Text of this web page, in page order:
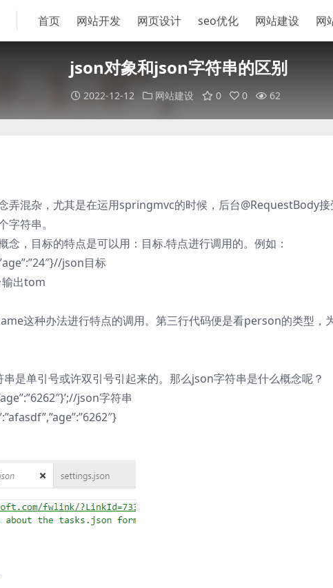
首页 网站开发 网页设计 seo优化 网站建设 网
json对象和json字符串的区别
2022-12-12 网站建设 0 0 62
弄混杂，尤其是在运用springmvc的时候，后台@RequestBody接
符串。
，目标的特点是可以用：目标.特点进行调用的。例如：
json目标
出tom
这种办法进行特点的调用。第三行代码便是看person的类型，
是单引号或许双引号引起来的。那么json字符串是什么概念呢？
json字符串